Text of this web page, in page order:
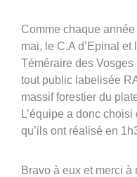
Découvrir
Comme chaque
mai, le C.A d’Epinal
Téméraire des
tout public labelisée
massif forestier du
L’équipe a donc
qu’ils ont réalisé en
Bravo à eux et merci